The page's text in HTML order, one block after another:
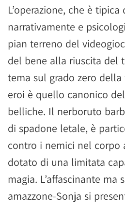
L’operazione, che è
narrativamente e
pian terreno del
del bene alla riuscita del
tema sul grado zero
eroi è quello canonico
belliche. Il nerboruto
di spadone letale, è
contro i nemici nel corpo
dotato di una limitata
magia. L’affascinante ma
amazzone-Sonja si